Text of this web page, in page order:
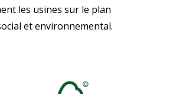
les usines sur le plan
et environnemental.